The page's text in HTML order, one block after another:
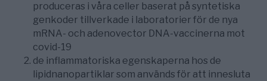
produceras i våra celler baserat på syntetiska
genkoder tillverkade i laboratorier för de nya
mRNA- och adenovector DNA-vaccinerna mot
covid-19
de inflammatoriska egenskaperna hos de
lipidnanopartiklar som används för att innesluta